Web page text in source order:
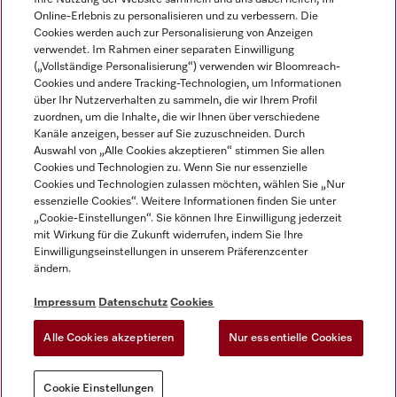
Impressum
AGB
Datenschutz
Nutzungsbedigungen
EU-Gesetzen über digitale Dienste
Miele auf Instagram
Miele auf Facebook
Miele auf Youtube
Online-Erlebnis zu personalisieren und zu verbessern. Die
Cookies werden auch zur Personalisierung von Anzeigen
verwendet. Im Rahmen einer separaten Einwilligung
(„Vollständige Personalisierung“) verwenden wir Bloomreach-
Cookies und andere Tracking-Technologien, um Informationen
über Ihr Nutzerverhalten zu sammeln, die wir Ihrem Profil
zuordnen, um die Inhalte, die wir Ihnen über verschiedene
Kanäle anzeigen, besser auf Sie zuzuschneiden. Durch
Auswahl von „Alle Cookies akzeptieren“ stimmen Sie allen
Cookies und Technologien zu. Wenn Sie nur essenzielle
Cookies und Technologien zulassen möchten, wählen Sie „Nur
essenzielle Cookies“. Weitere Informationen finden Sie unter
„Cookie-Einstellungen“. Sie können Ihre Einwilligung jederzeit
mit Wirkung für die Zukunft widerrufen, indem Sie Ihre
Einwilligungseinstellungen in unserem Präferenzcenter
ändern.
Impressum Datenschutz Cookies
Alle Cookies akzeptieren Nur essentielle Cookies
Cookie Einstellungen